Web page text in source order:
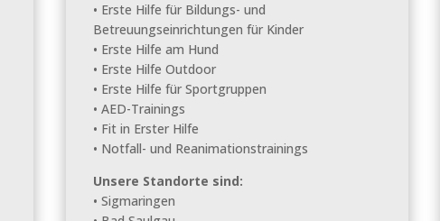
• Erste Hilfe für Bildungs- und
Betreuungseinrichtungen für Kinder
• Erste Hilfe am Hund
• Erste Hilfe Outdoor
• Erste Hilfe für Sportgruppen
• AED-Trainings
• Fit in Erster Hilfe
• Notfall- und Reanimationstrainings
Unsere Standorte sind:
• Sigmaringen